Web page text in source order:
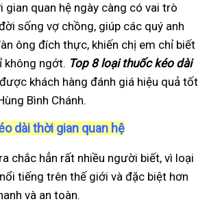
gian quan hệ ngày càng có vai trò
sống vợ chồng, giúp các quý anh
ông đích thực, khiến chị em chỉ biết
không ngớt. Top 8 loại thuốc kéo dài
khách hàng đánh giá hiệu quả tốt
Bình Chánh.
dài thời gian quan hệ
chắc hẳn rất nhiều người biết, vì loại
tiếng trên thế giới và đặc biệt hơn
và an toàn.